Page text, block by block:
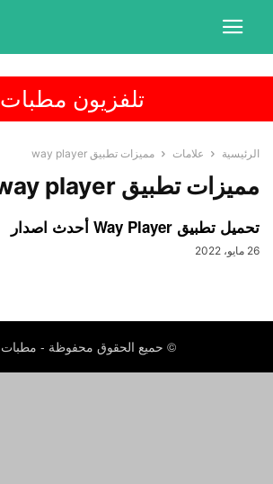
تلفزيون مطبات
الرئيسية علامات مميزات تطبيق way player
مميزات تطبيق way player
تحميل تطبيق Way Player أحدث اصدار
26 مايو، 2022
© حميع الحقوق محفوظة - مطبات 2022